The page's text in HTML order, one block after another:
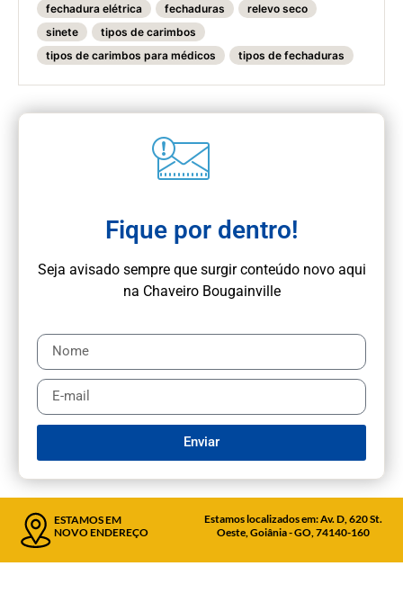
fechadura elétrica
fechaduras
relevo seco
sinete
tipos de carimbos
tipos de carimbos para médicos
tipos de fechaduras
Fique por dentro!
Seja avisado sempre que surgir conteúdo novo aqui
na Chaveiro Bougainville
Enviar
ESTAMOS EM
NOVO ENDEREÇO
Estamos localizados em: Av. D, 620 St.
Oeste, Goiânia - GO, 74140-160